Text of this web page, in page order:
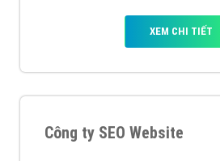
XEM CHI TIẾT
Công ty SEO Website